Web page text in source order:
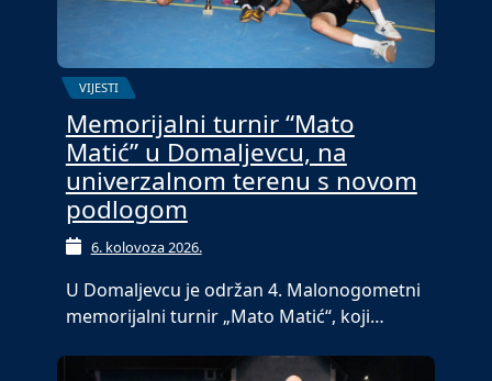
VIJESTI
Memorijalni turnir “Mato
Matić” u Domaljevcu, na
univerzalnom terenu s novom
podlogom
6. kolovoza 2026.
U Domaljevcu je održan 4. Malonogometni
memorijalni turnir „Mato Matić“, koji…